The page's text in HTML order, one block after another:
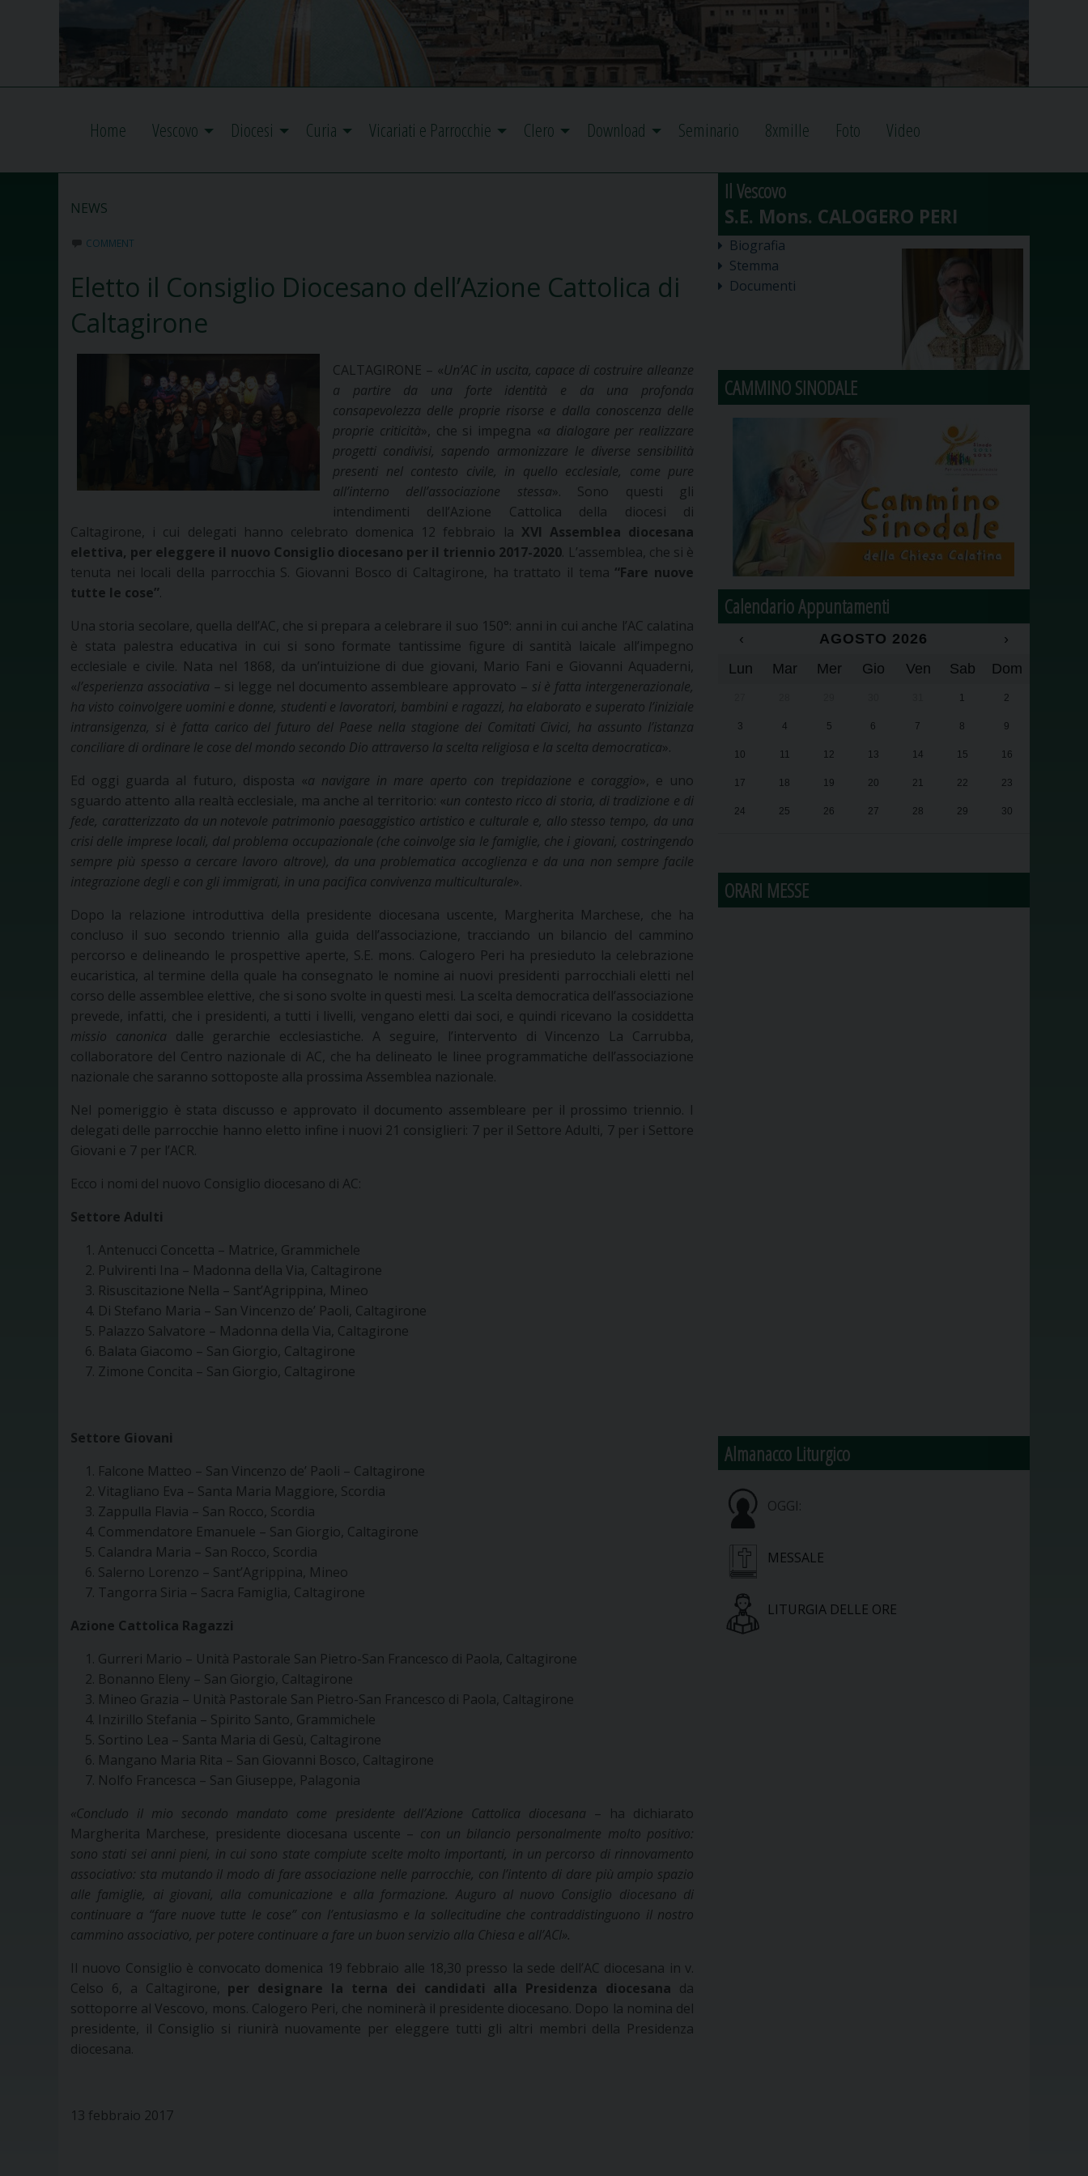
Home Vescovo Diocesi Curia Vicariati e Parrocchie Clero Download Seminario 8xmille Foto Video
NEWS
COMMENT
Eletto il Consiglio Diocesano dell’Azione Cattolica di
Caltagirone
CALTAGIRONE – «Un’AC in uscita, capace di costruire alleanze
a partire da una forte identità e da una profonda
consapevolezza delle proprie risorse e dalla conoscenza delle
proprie criticità», che si impegna «a dialogare per realizzare
progetti condivisi, sapendo armonizzare le diverse sensibilità
presenti nel contesto civile, in quello ecclesiale, come pure
all’interno dell’associazione stessa». Sono questi gli
intendimenti dell’Azione Cattolica della diocesi di
Caltagirone, i cui delegati hanno celebrato domenica 12 febbraio la XVI Assemblea diocesana
elettiva, per eleggere il nuovo Consiglio diocesano per il triennio 2017-2020. L’assemblea, che si è
tenuta nei locali della parrocchia S. Giovanni Bosco di Caltagirone, ha trattato il tema “Fare nuove
tutte le cose”.
Una storia secolare, quella dell’AC, che si prepara a celebrare il suo 150°: anni in cui anche l’AC calatina
è stata palestra educativa in cui si sono formate tantissime figure di santità laicale all’impegno
ecclesiale e civile. Nata nel 1868, da un’intuizione di due giovani, Mario Fani e Giovanni Aquaderni,
«l’esperienza associativa – si legge nel documento assembleare approvato – si è fatta intergenerazionale,
ha visto coinvolgere uomini e donne, studenti e lavoratori, bambini e ragazzi, ha elaborato e superato l’iniziale
intransigenza, si è fatta carico del futuro del Paese nella stagione dei Comitati Civici, ha assunto l’istanza
conciliare di ordinare le cose del mondo secondo Dio attraverso la scelta religiosa e la scelta democratica».
Ed oggi guarda al futuro, disposta «a navigare in mare aperto con trepidazione e coraggio», e uno
sguardo attento alla realtà ecclesiale, ma anche al territorio: «un contesto ricco di storia, di tradizione e di
fede, caratterizzato da un notevole patrimonio paesaggistico artistico e culturale e, allo stesso tempo, da una
crisi delle imprese locali, dal problema occupazionale (che coinvolge sia le famiglie, che i giovani, costringendo
sempre più spesso a cercare lavoro altrove), da una problematica accoglienza e da una non sempre facile
integrazione degli e con gli immigrati, in una pacifica convivenza multiculturale».
Dopo la relazione introduttiva della presidente diocesana uscente, Margherita Marchese, che ha
concluso il suo secondo triennio alla guida dell’associazione, tracciando un bilancio del cammino
percorso e delineando le prospettive aperte, S.E. mons. Calogero Peri ha presieduto la celebrazione
eucaristica, al termine della quale ha consegnato le nomine ai nuovi presidenti parrocchiali eletti nel
corso delle assemblee elettive, che si sono svolte in questi mesi. La scelta democratica dell’associazione
prevede, infatti, che i presidenti, a tutti i livelli, vengano eletti dai soci, e quindi ricevano la cosiddetta
missio canonica dalle gerarchie ecclesiastiche. A seguire, l’intervento di Vincenzo La Carrubba,
collaboratore del Centro nazionale di AC, che ha delineato le linee programmatiche dell’associazione
nazionale che saranno sottoposte alla prossima Assemblea nazionale.
Nel pomeriggio è stata discusso e approvato il documento assembleare per il prossimo triennio. I
delegati delle parrocchie hanno eletto infine i nuovi 21 consiglieri: 7 per il Settore Adulti, 7 per i Settore
Giovani e 7 per l’ACR.
Ecco i nomi del nuovo Consiglio diocesano di AC:
Settore Adulti
Antenucci Concetta – Matrice, Grammichele
Pulvirenti Ina – Madonna della Via, Caltagirone
Risuscitazione Nella – Sant’Agrippina, Mineo
Di Stefano Maria – San Vincenzo de’ Paoli, Caltagirone
Palazzo Salvatore – Madonna della Via, Caltagirone
Balata Giacomo – San Giorgio, Caltagirone
Zimone Concita – San Giorgio, Caltagirone
Settore Giovani
Falcone Matteo – San Vincenzo de’ Paoli – Caltagirone
Vitagliano Eva – Santa Maria Maggiore, Scordia
Zappulla Flavia – San Rocco, Scordia
Commendatore Emanuele – San Giorgio, Caltagirone
Calandra Maria – San Rocco, Scordia
Salerno Lorenzo – Sant’Agrippina, Mineo
Tangorra Siria – Sacra Famiglia, Caltagirone
Azione Cattolica Ragazzi
Gurreri Mario – Unità Pastorale San Pietro-San Francesco di Paola, Caltagirone
Bonanno Eleny – San Giorgio, Caltagirone
Mineo Grazia – Unità Pastorale San Pietro-San Francesco di Paola, Caltagirone
Inzirillo Stefania – Spirito Santo, Grammichele
Sortino Lea – Santa Maria di Gesù, Caltagirone
Mangano Maria Rita – San Giovanni Bosco, Caltagirone
Nolfo Francesca – San Giuseppe, Palagonia
«Concludo il mio secondo mandato come presidente dell’Azione Cattolica diocesana – ha dichiarato
Margherita Marchese, presidente diocesana uscente – con un bilancio personalmente molto positivo:
sono stati sei anni pieni, in cui sono state compiute scelte molto importanti, in un percorso di rinnovamento
associativo: sta mutando il modo di fare associazione nelle parrocchie, con l’intento di dare più ampio spazio
alle famiglie, ai giovani, alla comunicazione e alla formazione. Auguro al nuovo Consiglio diocesano di
continuare a “fare nuove tutte le cose” con l’entusiasmo e la sollecitudine che contraddistinguono il nostro
cammino associativo, per potere continuare a fare un buon servizio alla Chiesa e all’ACI».
Il nuovo Consiglio è convocato domenica 19 febbraio alle 18,30 presso la sede dell’AC diocesana in v.
Celso 6, a Caltagirone, per designare la terna dei candidati alla Presidenza diocesana da
sottoporre al Vescovo, mons. Calogero Peri, che nominerà il presidente diocesano. Dopo la nomina del
presidente, il Consiglio si riunirà nuovamente per eleggere tutti gli altri membri della Presidenza
diocesana.
13 febbraio 2017
Il Vescovo
Biografia
Stemma
Documenti
CAMMINO SINODALE
Calendario Appuntamenti
‹ AGOSTO 2026
›
Lun
Mar Mer Gio Ven Sab Dom
1 2
3 4 5 6 7 8 9
10 11 12 13 14 15 16
17 18 19 20 21 22 23
24 25 26 27 28 29 30
ORARI MESSE
Almanacco Liturgico
OGGI:
MESSALE
LITURGIA DELLE ORE